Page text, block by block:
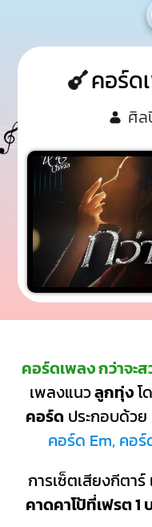
คอร์ด
ศิล
คอร์ดเพลง กว่าจะ
เพลงแนวลูกทุ่งโ
คอร์ด ประกอบด้วย
คอร์ด Em, คอ
การเซ็ตเสียงกีตา
คาดคาโป้ที่เฟรต 1